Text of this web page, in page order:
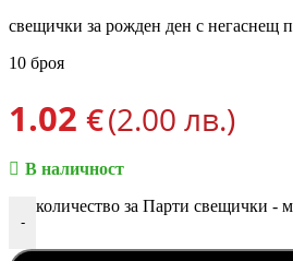
свещички за рожден ден с негаснещ
10 броя
1.02 €(2.00 лв.)
В наличност
-
количество за Парти свещички -